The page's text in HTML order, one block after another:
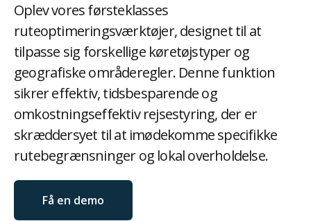
Log in
Oplev vores førsteklasses
ruteoptimeringsværktøjer, designet til at
tilpasse sig forskellige køretøjstyper og
geografiske områderegler. Denne funktion
sikrer effektiv, tidsbesparende og
omkostningseffektiv rejsestyring, der er
skræddersyet til at imødekomme specifikke
rutebegrænsninger og lokal overholdelse.
Få en demo